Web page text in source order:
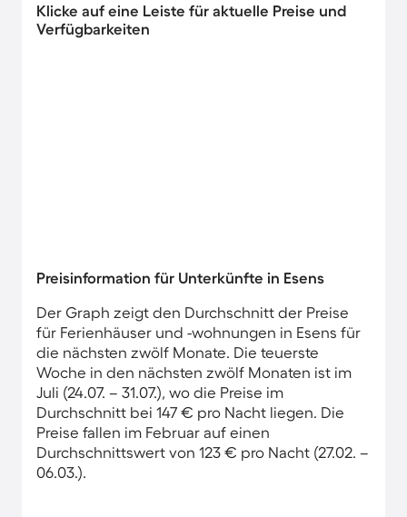
Klicke auf eine Leiste für aktuelle Preise und
Verfügbarkeiten
Preisinformation für Unterkünfte in Esens
Der Graph zeigt den Durchschnitt der Preise
für Ferienhäuser und -wohnungen in Esens für
die nächsten zwölf Monate. Die teuerste
Woche in den nächsten zwölf Monaten ist im
Juli (24.07. – 31.07.), wo die Preise im
Durchschnitt bei 147 € pro Nacht liegen. Die
Preise fallen im Februar auf einen
Durchschnittswert von 123 € pro Nacht (27.02. –
06.03.).